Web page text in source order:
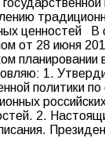
ценностей В
от 28 июня
планировании
1.
политики
2.